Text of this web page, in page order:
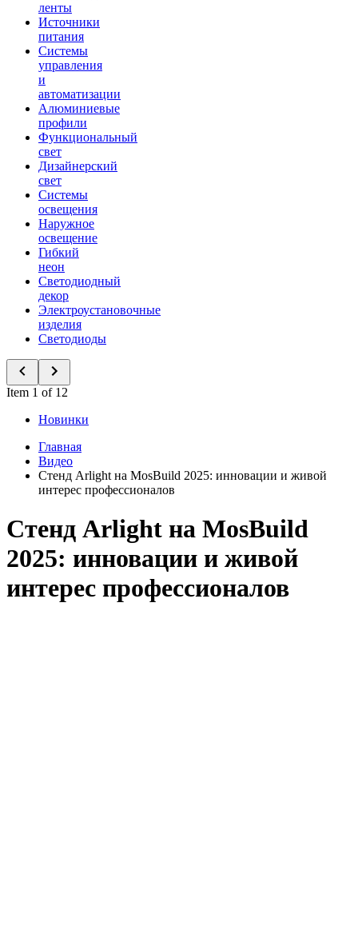
ленты
Источники
питания
Системы
управления
и
автоматизации
Алюминиевые
профили
Функциональный
свет
Дизайнерский
свет
Системы
освещения
Наружное
освещение
Гибкий
неон
Светодиодный
декор
Электроустановочные
изделия
Светодиоды
Item 1 of 12
Новинки
Главная
Видео
Стенд Arlight на MosBuild 2025: инновации и живой
интерес профессионалов
Стенд Arlight на MosBuild
2025: инновации и живой
интерес профессионалов